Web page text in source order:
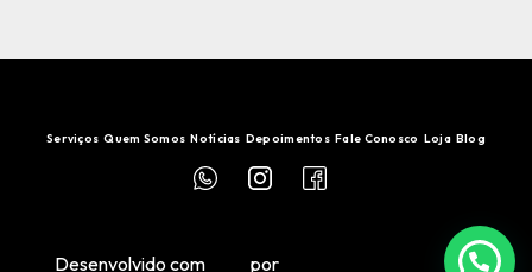
Serviços Quem Somos Notícias Depoimentos Fale Conosco Loja Blog
Desenvolvido com por